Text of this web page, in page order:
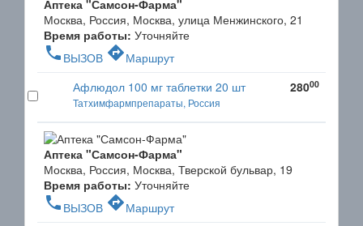
Аптека "Самсон-Фарма"
Москва, Россия, Москва, улица Менжинского, 21
Время работы: Уточняйте
phone ВЫЗОВ directionsМаршрут
Афлюдол 100 мг таблетки 20 шт
Татхимфармпрепараты, Россия
28000
Аптека "Самсон-Фарма"
Москва, Россия, Москва, Тверской бульвар, 19
Время работы: Уточняйте
phone ВЫЗОВ directionsМаршрут